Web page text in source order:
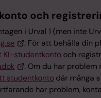
och
i Urval 1 (men inte
. För att behålla din
KI-studentkonto och
. Om du har
studentkonto där många
har problem,